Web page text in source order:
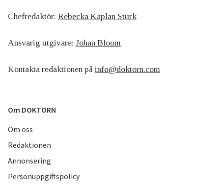
Chefredaktör: Rebecka Kaplan Sturk
Ansvarig utgivare: Johan Bloom
Kontakta redaktionen på info@doktorn.com
Om DOKTORN
Om oss
Redaktionen
Annonsering
Personuppgiftspolicy